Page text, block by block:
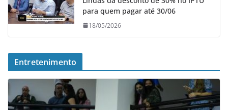
para quem pagar até 30/06
18/05/2026
Entretenimento